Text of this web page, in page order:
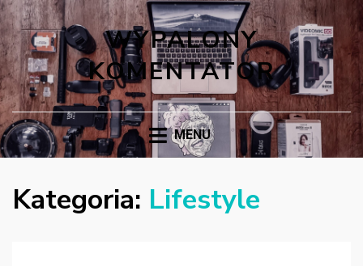
WYPALONY
KOMENTATOR
MENU
Kategoria: Lifestyle